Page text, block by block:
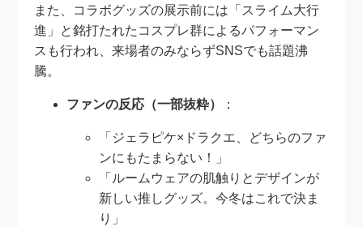
また、コラボグッズの展示前には「スライム大行
進」と銘打たれたコスプレ群によるパフォーマン
スも行われ、来場者のみならずSNSでも話題沸
騰。
ファンの反応（一部抜粋） ：
「ジェラピケ×ドラクエ、どちらのファ
ンにもたまらない！」
「ルームウェアの肌触りとデザインが
新しい推しグッズ。今冬はこれで決ま
り」